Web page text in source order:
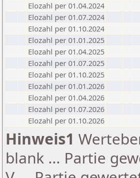
Elozahl per 01.04.2024
Elozahl per 01.07.2024
Elozahl per 01.10.2024
Elozahl per 01.01.2025
Elozahl per 01.04.2025
Elozahl per 01.07.2025
Elozahl per 01.10.2025
Elozahl per 01.01.2026
Elozahl per 01.04.2026
Elozahl per 01.07.2026
Elozahl per 01.10.2026
Hinweis1
blank ... Partie